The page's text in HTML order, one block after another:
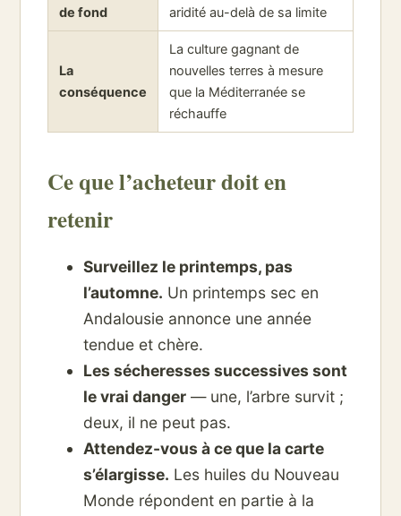
de fond
aridité au-delà de sa limite
La
conséquence
La culture gagnant de
nouvelles terres à mesure
que la Méditerranée se
réchauffe
Ce que l’acheteur doit en
retenir
Surveillez le printemps, pas
l’automne. Un printemps sec en
Andalousie annonce une année
tendue et chère.
Les sécheresses successives sont
le vrai danger — une, l’arbre survit ;
deux, il ne peut pas.
Attendez-vous à ce que la carte
s’élargisse. Les huiles du Nouveau
Monde répondent en partie à la